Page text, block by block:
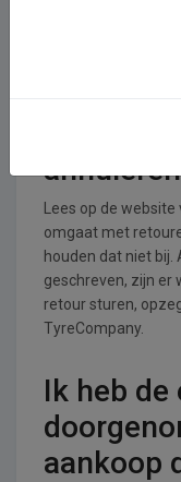
TyreCompany is
Lees op de
omgaat met
houden dat niet bij.
geschreven, zijn er
retour sturen,
TyreCompany.
Ik heb de
aankoop